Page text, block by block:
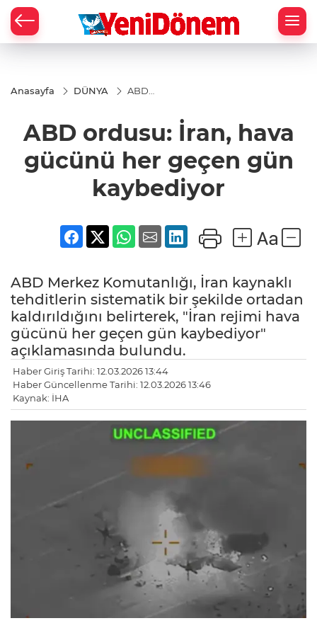
Anasayfa DÜNYA
ABD
her geçen
kaybediyor
ABD ordusu: İran, hava
gücünü her geçen gün
kaybediyor
ABD Merkez Komutanlığı, İran kaynaklı
tehditlerin sistematik bir şekilde ortadan
kaldırıldığını belirterek, "İran rejimi hava
gücünü her geçen gün kaybediyor"
açıklamasında bulundu.
Haber Giriş Tarihi: 12.03.2026 13:44
Haber Güncellenme Tarihi: 12.03.2026 13:46
Kaynak: İHA